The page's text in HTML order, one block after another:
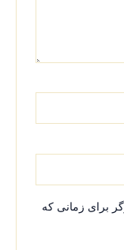
برای زمانی که